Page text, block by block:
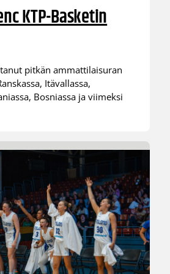
KTP-Basketin
pitkän ammattilaisuran
Itävallassa,
Bosniassa ja viimeksi